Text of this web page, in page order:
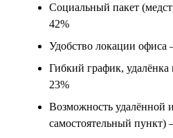
Социальный пакет
42%
Удобство локации
Гибкий график,
23%
Возможность удалённой
самостоятельный